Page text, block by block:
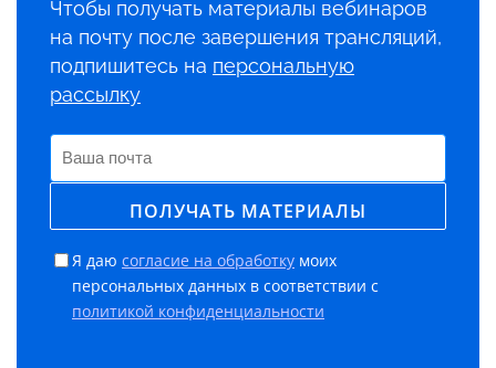
Чтобы получать материалы вебинаров
на почту после завершения трансляций,
подпишитесь на персональную
рассылку
Я даю согласие на обработку моих
персональных данных в соответствии с
политикой конфиденциальности